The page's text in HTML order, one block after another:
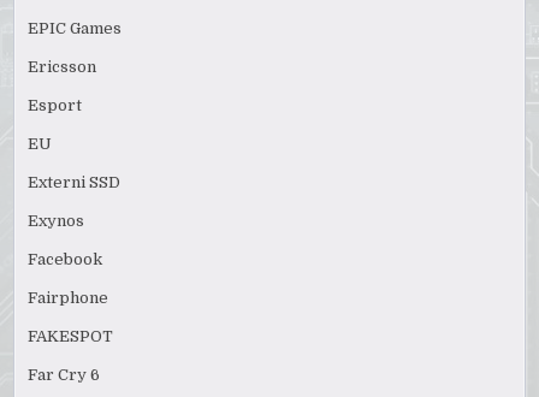
EPIC Games
Ericsson
Esport
EU
Externi SSD
Exynos
Facebook
Fairphone
FAKESPOT
Far Cry 6